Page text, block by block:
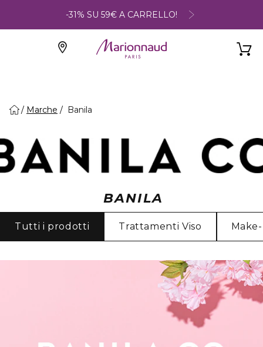
-31% SU 59€ A CARRELLO!
Marche Banila
BANILA
Tutti i prodotti Trattamenti Viso